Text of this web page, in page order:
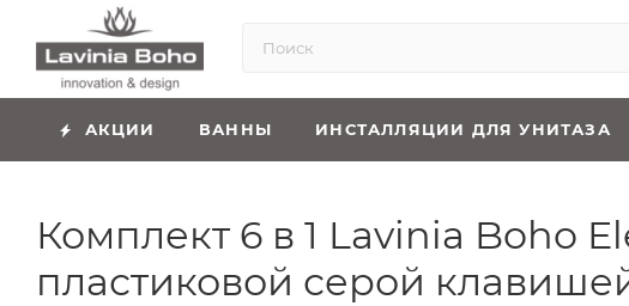
АКЦИИ ВАННЫ ИНСТАЛЛЯЦИИ ДЛЯ УНИТАЗА
Комплект 6 в 1 Lavinia Boho
пластиковой серой